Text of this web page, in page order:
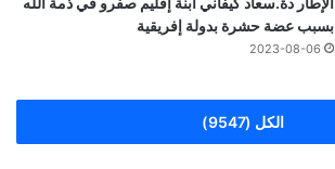
بسبب عضة حشرة بدولة إفريقية
2023-08-06
الكل (9547)